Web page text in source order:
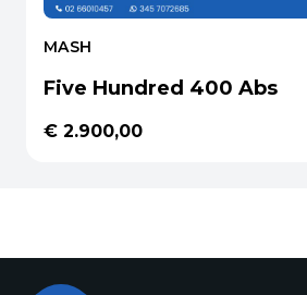
MASH
Five Hundred 400 Abs
€ 2.900,00